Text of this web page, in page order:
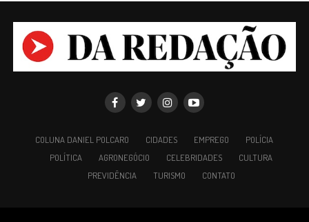
COLUNA DANIEL POLCARO CIDADES EMPREGO
POLÍCIA
POLÍTICA
AGRONEGÓCIO CELEBRIDADES
CULTURA
PREVIDÊNCIA
TURISMO CONTATO